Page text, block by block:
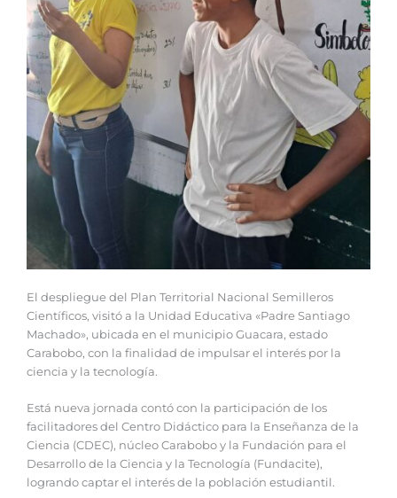
El despliegue del Plan Territorial Nacional Semilleros
Científicos, visitó a la Unidad Educativa «Padre Santiago
Machado», ubicada en el municipio Guacara, estado
Carabobo, con la finalidad de impulsar el interés por la
ciencia y la tecnología.
Está nueva jornada contó con la participación de los
facilitadores del Centro Didáctico para la Enseñanza de la
Ciencia (CDEC), núcleo Carabobo y la Fundación para el
Desarrollo de la Ciencia y la Tecnología (Fundacite),
logrando captar el interés de la población estudiantil.